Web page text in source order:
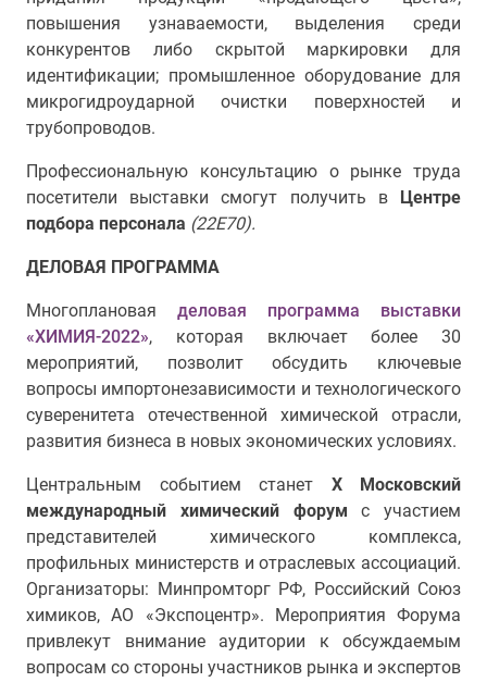
повышения узнаваемости, выделения среди
конкурентов либо скрытой маркировки для
идентификации; промышленное оборудование для
микрогидроударной очистки поверхностей и
трубопроводов.
Профессиональную консультацию о рынке труда
посетители выставки смогут получить в Центре
подбора персонала (22Е70).
ДЕЛОВАЯ ПРОГРАММА
Многоплановая деловая программа выставки
«ХИМИЯ-2022», которая включает более 30
мероприятий, позволит обсудить ключевые
вопросы импортонезависимости и технологического
суверенитета отечественной химической отрасли,
развития бизнеса в новых экономических условиях.
Центральным событием станет Х Московский
международный химический форумс участием
представителей химического комплекса,
профильных министерств и отраслевых ассоциаций.
Организаторы: Минпромторг РФ, Российский Союз
химиков, АО «Экспоцентр». Мероприятия Форума
привлекут внимание аудитории к обсуждаемым
вопросам со стороны участников рынка и экспертов